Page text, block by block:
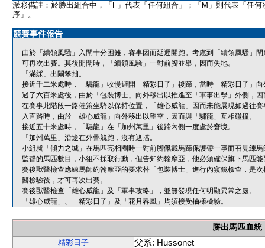
派彩備註：於勝出組合中，「F」代表「任何組合」；「M」則代表「任何
序」。
競賽事件報告
由於「續領風騷」入閘十分困難，賽事因而延遲開跑。考慮到「續領風騷」
可再次出賽。其後開閘時，「續領風騷」一對前腳並舉，因而失地。
「滿綵」出閘笨拙。
接近千二米處時，「驌龍」收慢避開「精彩日子」後蹄，當時「精彩日子」
過了六百米處後，由於「包裝博士」向外移出以推進至「軍事出擊」外側，
在賽事此階段一路催策坐騎以保持位置，「雄心威龍」因而未能展現如過往
入直路時，由於「雄心威龍」向外移出以望空，因而與「驌龍」互相碰撞。
接近五十米處時，「驌龍」在「加州萬里」後蹄內側一度處於窘境。
「加州萬里」沿途在外疊競跑，沒有遮擋。
小組就「傾力之城」在馬匹亮相圈時一對前腳佩戴馬蹄保護帶一事而召見練
監督的馬匹數目，小組不採取行動，但告知約翰摩亞，他必須確保旗下馬匹
賽後獸醫檢查應練馬師約翰摩亞的要求替「包裝博士」進行內窺鏡檢查，是
醫檢驗後，才可再次出賽。
賽後獸醫檢查「雄心威龍」及「軍事攻略」，並無發現任何明顯異常之處。
「雄心威龍」、「精彩日子」及「花月春風」均須接受抽樣檢驗。
勝出馬匹血統
精彩日子
父系: Hussonet